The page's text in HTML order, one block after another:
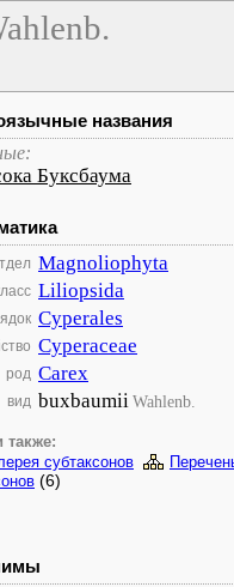
названия
Буксбаума
Magnoliophyta
Liliopsida
Cyperales
Cyperaceae
род Carex
вид buxbaumiiWahlenb.
также:
субтаксонов
(6)